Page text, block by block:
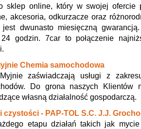
sklep online, który w swojej ofercie
akcesoria, odkurzacze oraz
jest dwunasto miesięczną
godzin. 7car to połączenie
Chemia samochodowa
zaświadczają usługi z
Do grona naszych Klientów
własną działalność gospodarczą.
czystości - PAP-TOL S.C. J.J.
etapu działań takich jak